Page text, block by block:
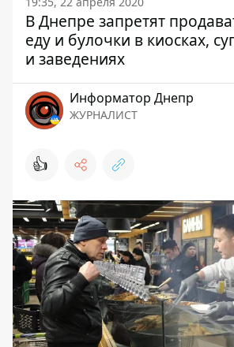
В Днепре запретят
еду и булочки в киосках,
и заведениях
Информатор Днепр
ЖУРНАЛИСТ
👍